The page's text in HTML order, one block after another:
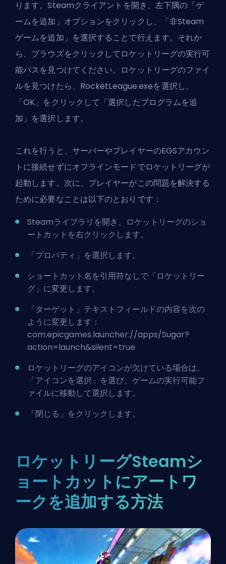
ります。Steamクライアントを開き、左下隅の「ゲ
ームを追加」オプションをクリックし、「非Steam
ゲームを追加」を選択することで行えます。それか
ら、ブラウズをクリックしてロケットリーグの実行可
能パスを見つけてください。ロケットリーグのファイ
ルを見つけたら、RocketLeague.exeを選択し、
「OK」をクリックして「選択したプログラムを追
加」を選択します。
これを行うと、サーバーやプレイヤーのEGSアカウン
トに接続せずにオフラインモードでロケットリーグが
起動します。次に、プレイヤーがこの問題を解決する
ために必要なことは以下のとおりです：
Steamライブラリを開き、ロケットリーグのショ
ートカットを右クリックします。
「プロパティ」を選択します。
ショートカット名を引用符なしで「ロケットリー
グ」に変更します。
「ターゲット」テキストフィールドの内容を次の
ように変更します：
com.epicgames.launcher://apps/Sugar?
action=launch&silent=true
ロケットリーグのアイコンが欠けている場合は、
「アイコンを選択」を選び、ゲームの実行可能フ
ァイルに移動して選択します。
「閉じる」をクリックします。
ロケットリーグSteamシ
ョートカットにアートワ
ークを追加する方法